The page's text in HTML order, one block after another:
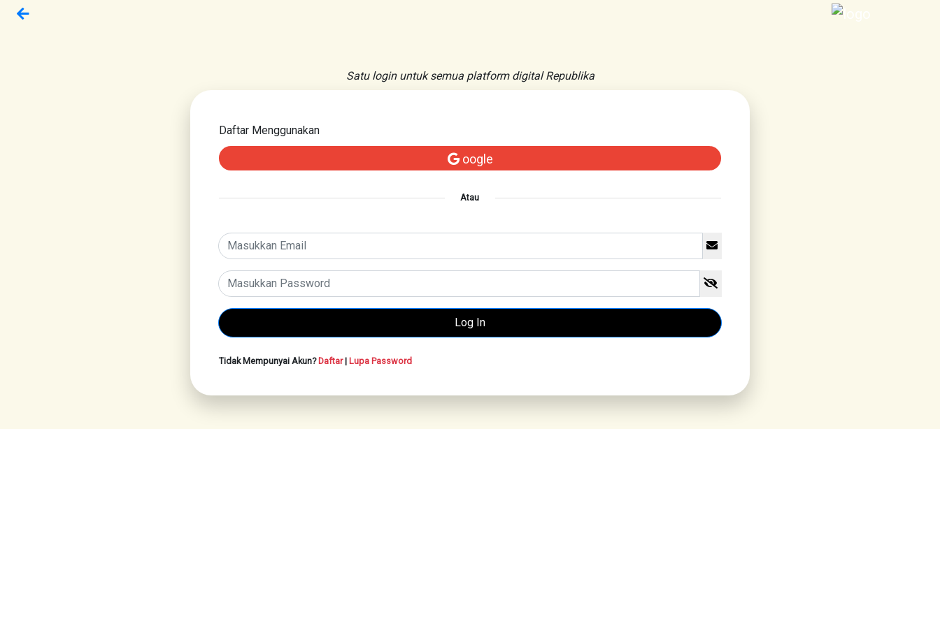
Satu login untuk semua platform digital Republika
Daftar Menggunakan
oogle
Atau
Tidak Mempunyai Akun?Daftar| Lupa Password